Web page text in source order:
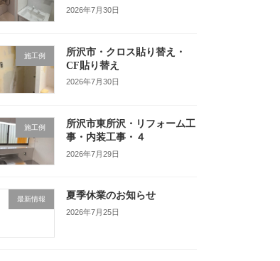
2026年7月30日
施工例
所沢市・クロス貼り替え・
CF貼り替え
2026年7月30日
施工例
所沢市東所沢・リフォーム工
事・内装工事・４
2026年7月29日
最新情報 夏季休業のお知らせ
2026年7月25日